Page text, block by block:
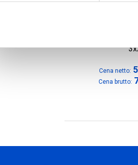
Cena netto:
Cena brutto: